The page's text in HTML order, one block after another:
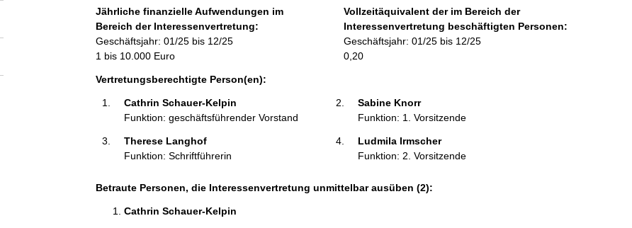
h
a
l
f
o
r
m
e
Jährliche finanzielle Aufwendungen im
Bereich der Interessenvertretung:
Geschäftsjahr: 01/25 bis 12/25
1 bis 10.000 Euro
Vollzeitäquivalent der im Bereich der
Interessenvertretung beschäftigten Personen:
Geschäftsjahr: 01/25 bis 12/25
0,20
Vertretungsberechtigte Person(en):
Cathrin Schauer-Kelpin
Funktion: geschäftsführender Vorstand
Sabine Knorr
Funktion: 1. Vorsitzende
Therese Langhof
Funktion: Schriftführerin
Ludmila Irmscher
Funktion: 2. Vorsitzende
Betraute Personen, die Interessenvertretung unmittelbar ausüben (2):
Cathrin Schauer-Kelpin